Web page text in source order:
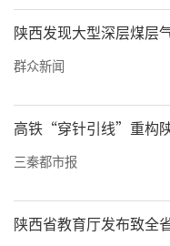
代好少年，全面
国、自立自强、
精神文明建设与
李京娟）
陕西发现大型深层煤层
群众新闻
高铁“穿针引线”重构
三秦都市报
陕西省教育厅发布致全